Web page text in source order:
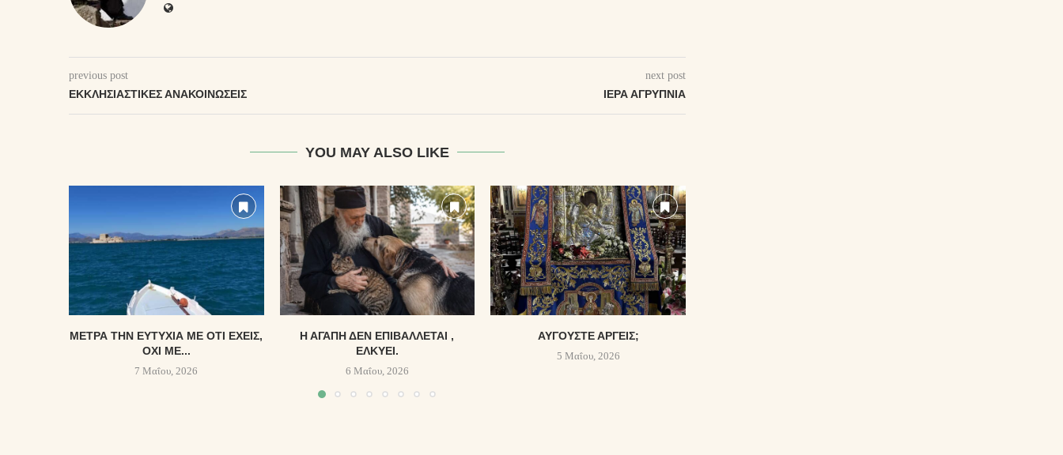
previous post
ΕΚΚΛΗΣΙΑΣΤΙΚΈΣ ΑΝΑΚΟΙΝΏΣΕΙΣ
next post
ΙΕΡΆ ΑΓΡΥΠΝΊΑ
YOU MAY ALSO LIKE
ΜΈΤΡΑ ΤΗΝ ΕΥΤΥΧΊΑ ΜΕ ΌΤΙ ΈΧΕΙΣ,
ΌΧΙ ΜΕ...
7 Μαΐου, 2026
Η ΑΓΆΠΗ ΔΕΝ ΕΠΙΒΆΛΛΕΤΑΙ ,
ΕΛΚΎΕΙ.
6 Μαΐου, 2026
ΑΎΓΟΥΣΤΕ ΑΡΓΕΊΣ;
5 Μαΐου, 2026